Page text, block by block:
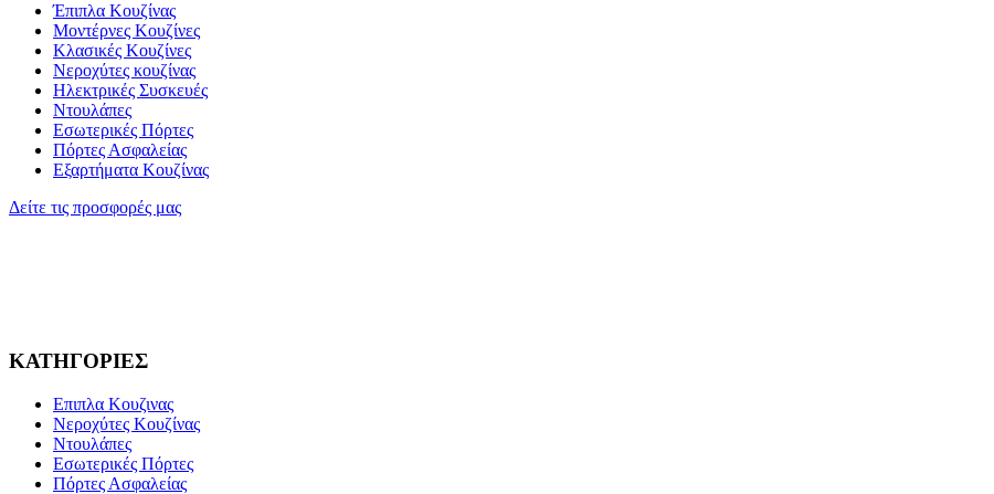
Έπιπλα Κουζίνας
Μοντέρνες Κουζίνες
Κλασικές Κουζίνες
Νεροχύτες κουζίνας
Ηλεκτρικές Συσκευές
Ντουλάπες
Εσωτερικές Πόρτες
Πόρτες Ασφαλείας
Εξαρτήματα Κουζίνας
Δείτε τις προσφορές μας
ΚΑΤΗΓΟΡΙΕΣ
Επιπλα Κουζινας
Νεροχύτες Κουζίνας
Ντουλάπες
Εσωτερικές Πόρτες
Πόρτες Ασφαλείας